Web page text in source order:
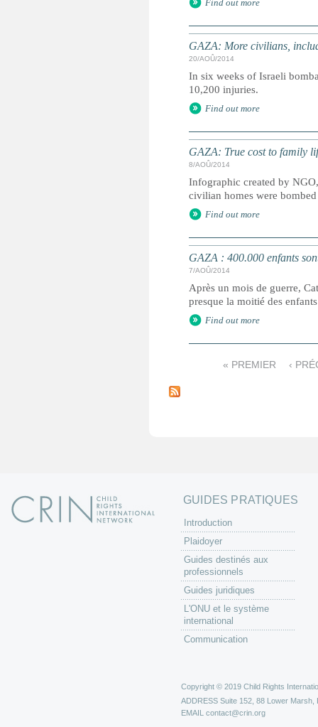
Find out more
GAZA: More civilians,
20/AOÛ/2014
In six weeks of Israeli
10,200 injuries.
Find out more
GAZA: True cost to family
8/AOÛ/2014
Infographic created by
civilian homes were
Find out more
GAZA : 400.000 enfants
7/AOÛ/2014
Après un mois de guerre,
presque la moitié des
Find out more
a
« PREMIER ‹
GUIDES PRATIQUES
Introduction
Plaidoyer
Guides destinés aux
professionnels
Guides juridiques
L'ONU et le système
international
Communication
Copyright © 2019 Child Rights
ADDRESS Suite 152, 88 Lower Marsh,
EMAIL contact@crin.org